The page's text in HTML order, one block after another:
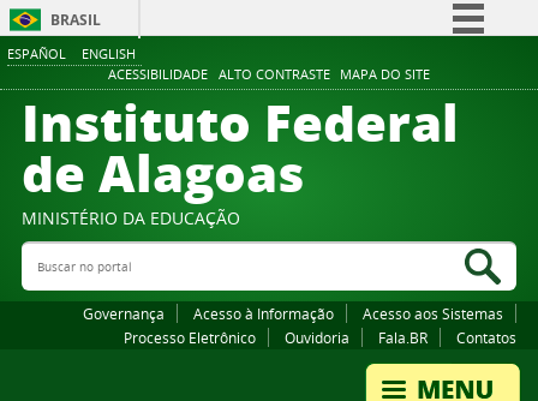
ESPAÑOL ENGLISH
ACESSIBILIDADE ALTO CONTRASTE MAPA DO SITE
BRASIL
Comunica BR
Participe
Canais
Instituto Federal
de Alagoas
MINISTÉRIO DA EDUCAÇÃO
Buscar no portal
Governança Acesso à Informação
Acesso aos Sistemas
Processo Eletrônico
Ouvidoria Fala.BR Contatos